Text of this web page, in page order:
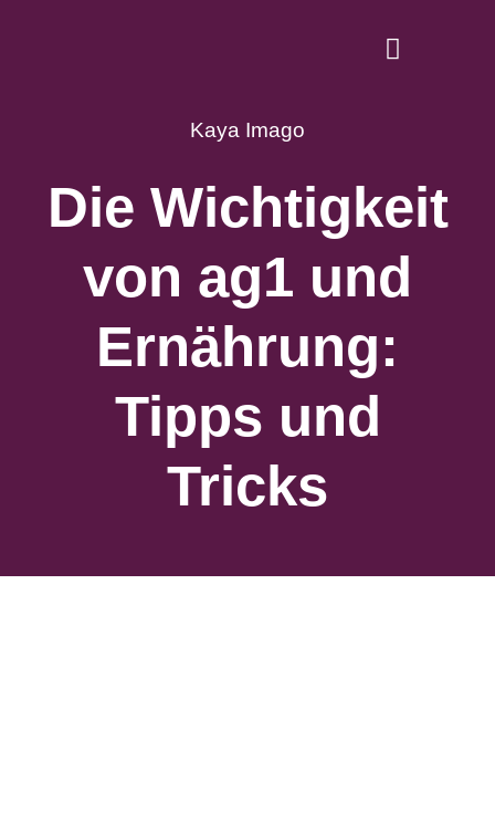
Toggle
Gesunde
Lifestyle-
Kaya Imago
Die Wichtigkeit
von ag1 und
Ernährung:
Tipps und
Tricks